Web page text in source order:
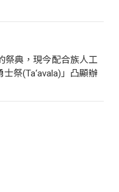
祭典，現今配合族人工
祭(Ta‘avala)」凸顯辦